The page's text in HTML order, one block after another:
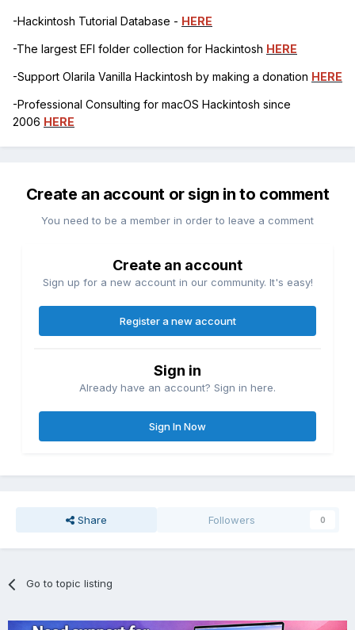
-Hackintosh Tutorial Database - HERE
-The largest EFI folder collection for Hackintosh HERE
-Support Olarila Vanilla Hackintosh by making a donation HERE
-Professional Consulting for macOS Hackintosh since
2006 HERE
Create an account or sign in to comment
You need to be a member in order to leave a comment
Create an account
Sign up for a new account in our community. It's easy!
Register a new account
Sign in
Already have an account? Sign in here.
Sign In Now
Share Followers 0
Go to topic listing